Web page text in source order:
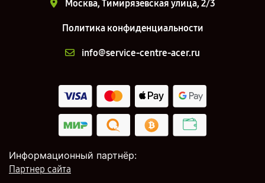
Москва, Тимирязевская улица, 2/3
Политика конфиденциальности
info@service-centre-acer.ru
Информационный партнёр:
Партнер сайта